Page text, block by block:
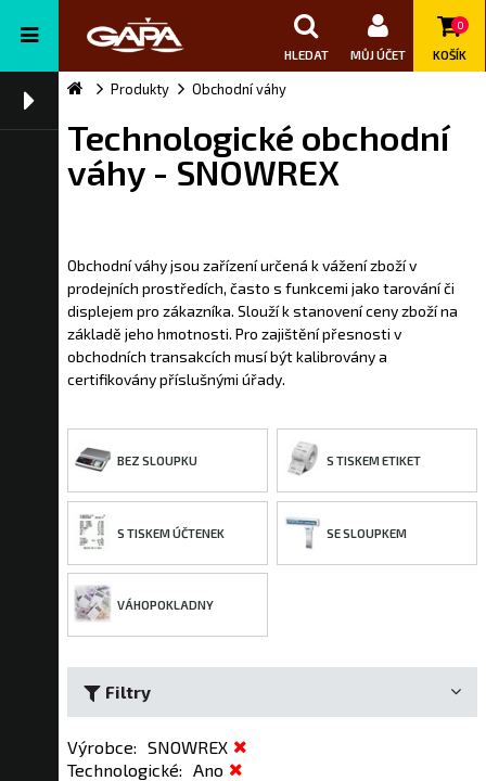
HLEDAT MŮJ ÚČET
0
KOŠÍK
Produkty Obchodní váhy
Technologické obchodní
váhy - SNOWREX
Obchodní váhy jsou zařízení určená k vážení zboží v
prodejních prostředích, často s funkcemi jako tarování či
displejem pro zákazníka. Slouží k stanovení ceny zboží na
základě jeho hmotnosti. Pro zajištění přesnosti v
obchodních transakcích musí být kalibrovány a
certifikovány příslušnými úřady.
BEZ SLOUPKU S TISKEM ETIKET
S TISKEM ÚČTENEK SE SLOUPKEM
VÁHOPOKLADNY
Filtry
Výrobce: SNOWREX
Technologické: Ano